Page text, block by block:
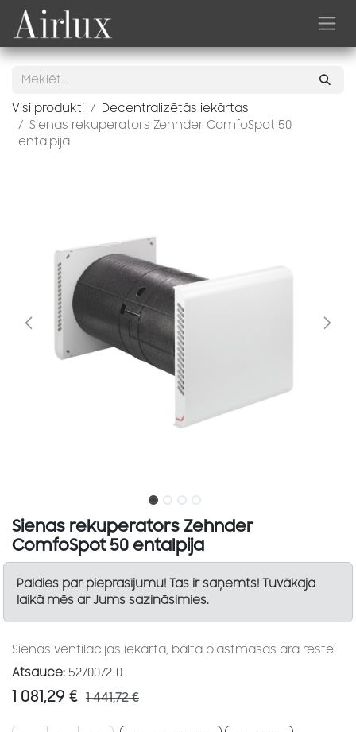
Skip to Content
Visi produkti
Decentralizētās iekārtas
Sienas rekuperators Zehnder ComfoSpot 50
entalpija
Sienas rekuperators Zehnder
ComfoSpot 50 entalpija
Paldies par pieprasījumu! Tas ir saņemts! Tuvākaja
laikā mēs ar Jums sazināsimies.
Sienas ventilācijas iekārta, balta plastmasas āra reste
Atsauce: 527007210
1 081,29 € 1 441,72€